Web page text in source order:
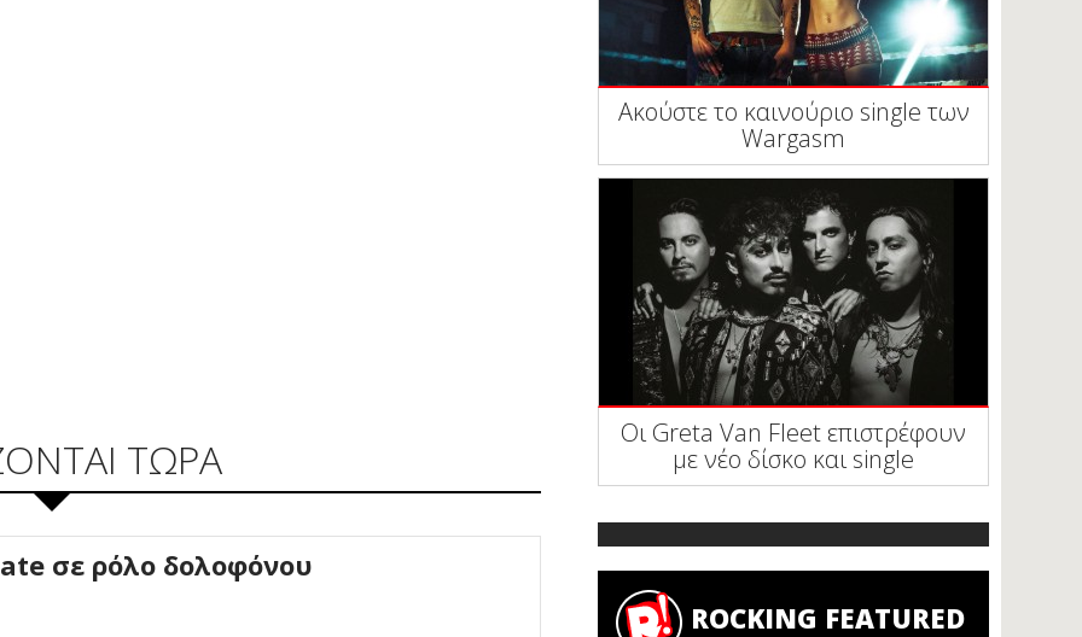
ΤΩΡΑ
σε ρόλο δολοφόνου
Ακούστε το καινούριο single των
Wargasm
Οι Greta Van Fleet επιστρέφουν
με νέο δίσκο και single
ROCKING FEATURED